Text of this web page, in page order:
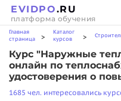
EVIDPO.RU
платформа обучения
Главная
страница
>
Каталог
курсов
>
Курс "Наружные
онлайн по
удостоверения о
1685 чел. интересовались